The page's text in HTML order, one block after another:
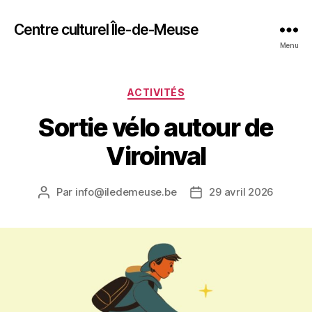
Centre culturel Île-de-Meuse
Menu
Catégories
ACTIVITÉS
Sortie vélo autour de
Viroinval
Auteur
Par info@iledemeuse.be
Date29 avril 2026